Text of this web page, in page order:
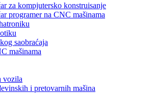
za kompjutersko konstruisanje
programer na CNC mašinama
saobraćaja
mašinama
vozila
i pretovarnih mašina